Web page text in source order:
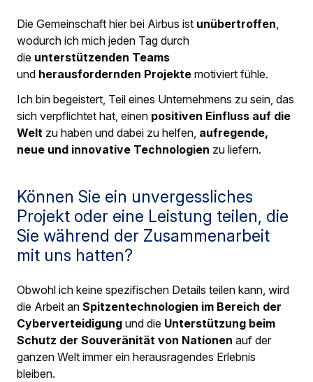
Die Gemeinschaft hier bei Airbus ist unübertroffen,
wodurch ich mich jeden Tag durch
die unterstützenden Teams
und herausfordernden Projekte motiviert fühle.
Ich bin begeistert, Teil eines Unternehmens zu sein, das
sich verpflichtet hat, einen positiven Einfluss auf die
Welt zu haben und dabei zu helfen, aufregende,
neue und innovative Technologien zu liefern.
Können Sie ein unvergessliches
Projekt oder eine Leistung teilen, die
Sie während der Zusammenarbeit
mit uns hatten?
Obwohl ich keine spezifischen Details teilen kann, wird
die Arbeit an Spitzentechnologien im Bereich der
Cyberverteidigung und die Unterstützung beim
Schutz der Souveränität von Nationen auf der
ganzen Welt immer ein herausragendes Erlebnis
bleiben.